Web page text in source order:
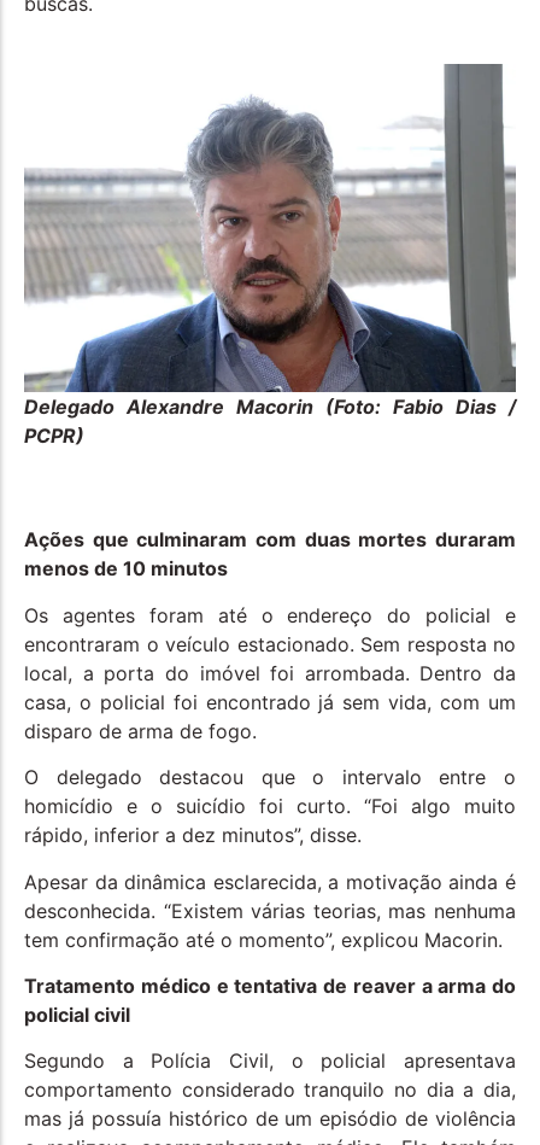
Delegado Alexandre Macorin (Foto: Fabio Dias /
PCPR)
Ações que culminaram com duas mortes duraram
menos de 10 minutos
Os agentes foram até o endereço do policial e
encontraram o veículo estacionado. Sem resposta no
local, a porta do imóvel foi arrombada. Dentro da
casa, o policial foi encontrado já sem vida, com um
disparo de arma de fogo.
O delegado destacou que o intervalo entre o
homicídio e o suicídio foi curto. “Foi algo muito
rápido, inferior a dez minutos”, disse.
Apesar da dinâmica esclarecida, a motivação ainda é
desconhecida. “Existem várias teorias, mas nenhuma
tem confirmação até o momento”, explicou Macorin.
Tratamento médico e tentativa de reaver a arma do
policial civil
Segundo a Polícia Civil, o policial apresentava
comportamento considerado tranquilo no dia a dia,
mas já possuía histórico de um episódio de violência